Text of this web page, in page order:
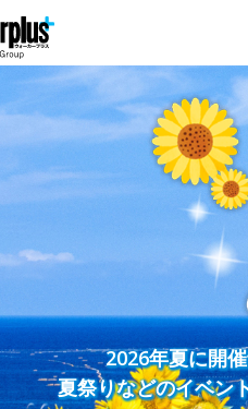
2026年夏に開
夏祭りなどのイベン